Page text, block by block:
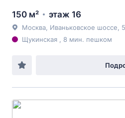
150 м² этаж 16
Москва, Иваньковское шоссе, 5
Щукинская , 8 мин. пешком